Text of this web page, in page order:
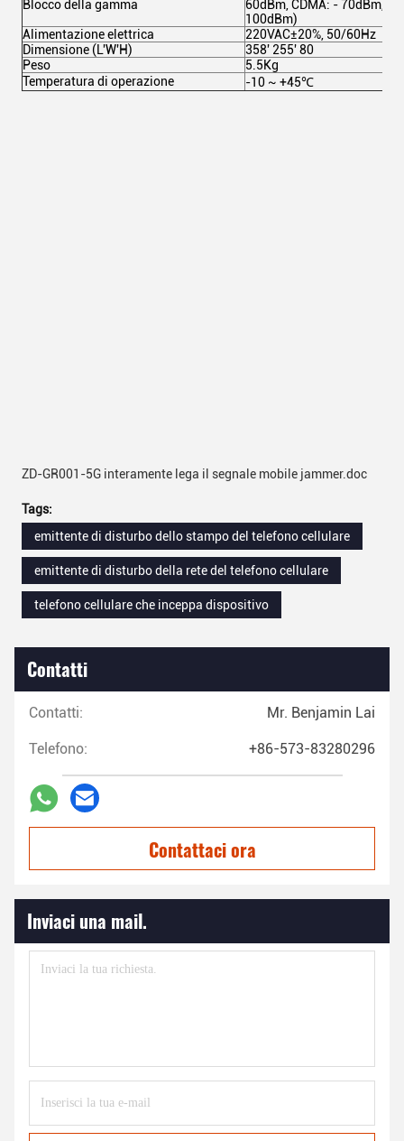
Blocco della gamma
60dBm, CDMA: - 70dBm,
100dBm)
Alimentazione elettrica
220VAC±20%, 50/60Hz
Dimensione (L'W'H)
358' 255' 80
Peso
5.5Kg
Temperatura di operazione
-10 ~ +45℃
ZD-GR001-5G interamente lega il segnale mobile jammer.doc
Tags:
emittente di disturbo dello stampo del telefono cellulare
emittente di disturbo della rete del telefono cellulare
telefono cellulare che inceppa dispositivo
Contatti
Contatti: Mr. Benjamin Lai
Telefono: +86-573-83280296
Contattaci ora
Inviaci una mail.